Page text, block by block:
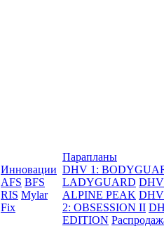
Инновации
AFS BFS
RIS Mylar
Fix
Парапланы
DHV 1:
LADYGUARD
ALPINE PEAK
2: OBSESSION II
EDITION